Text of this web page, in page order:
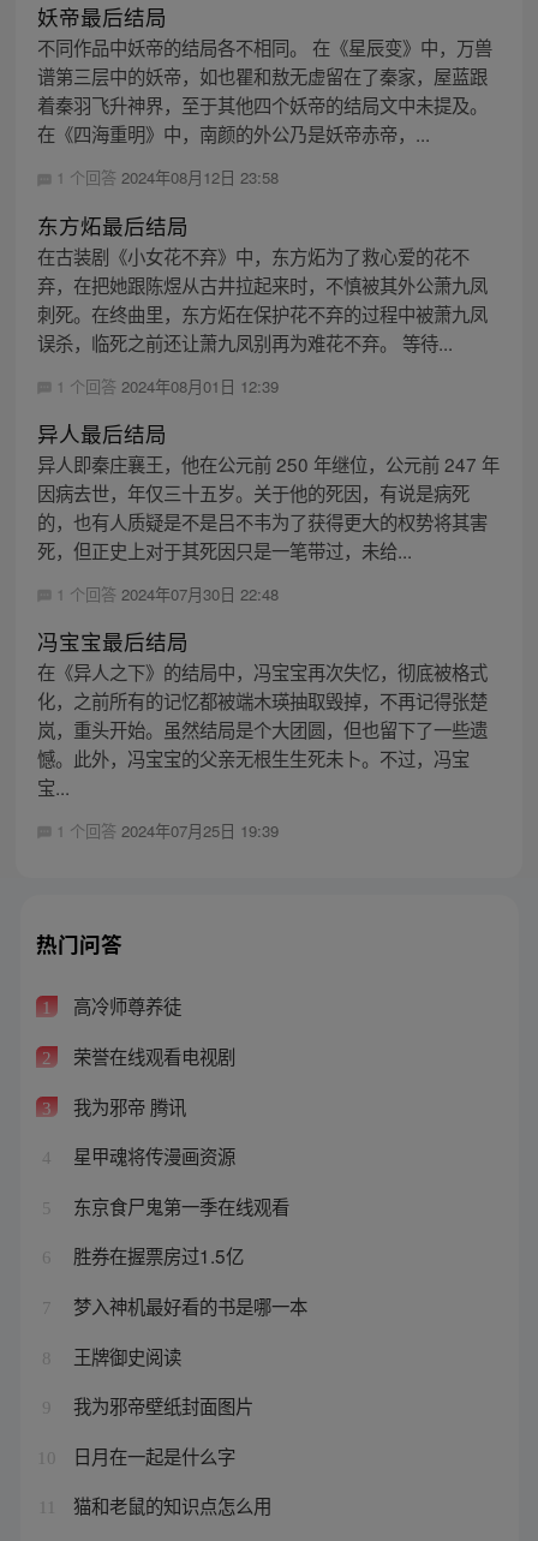
妖帝最后结局
不同作品中妖帝的结局各不相同。 在《星辰变》中，万兽
谱第三层中的妖帝，如也瞿和敖无虚留在了秦家，屋蓝跟
着秦羽飞升神界，至于其他四个妖帝的结局文中未提及。
在《四海重明》中，南颜的外公乃是妖帝赤帝，...
1 个回答 2024年08月12日 23:58
东方炻最后结局
在古装剧《小女花不弃》中，东方炻为了救心爱的花不
弃，在把她跟陈煜从古井拉起来时，不慎被其外公萧九凤
刺死。在终曲里，东方炻在保护花不弃的过程中被萧九凤
误杀，临死之前还让萧九凤别再为难花不弃。 等待...
1 个回答 2024年08月01日 12:39
异人最后结局
异人即秦庄襄王，他在公元前 250 年继位，公元前 247 年
因病去世，年仅三十五岁。关于他的死因，有说是病死
的，也有人质疑是不是吕不韦为了获得更大的权势将其害
死，但正史上对于其死因只是一笔带过，未给...
1 个回答 2024年07月30日 22:48
冯宝宝最后结局
在《异人之下》的结局中，冯宝宝再次失忆，彻底被格式
化，之前所有的记忆都被端木瑛抽取毁掉，不再记得张楚
岚，重头开始。虽然结局是个大团圆，但也留下了一些遗
憾。此外，冯宝宝的父亲无根生生死未卜。不过，冯宝
宝...
1 个回答 2024年07月25日 19:39
热门问答
1 高冷师尊养徒
2 荣誉在线观看电视剧
3 我为邪帝 腾讯
4 星甲魂将传漫画资源
5 东京食尸鬼第一季在线观看
6 胜券在握票房过1.5亿
7 梦入神机最好看的书是哪一本
8 王牌御史阅读
9 我为邪帝壁纸封面图片
10 日月在一起是什么字
猫和老鼠的知识点怎么用